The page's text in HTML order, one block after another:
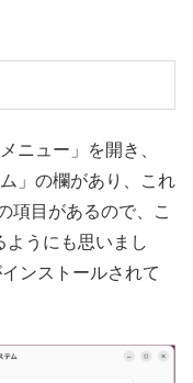
ニュー」を開き、
」の欄があり、これ
項目があるので、こ
ようにも思いまし
ンストールされて